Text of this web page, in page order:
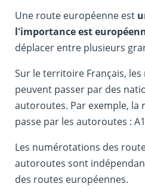
Une route européenne est
l'importance est
déplacer entre plusieurs
Sur le territoire Français,
peuvent passer par des
autoroutes. Par exemple, la
passe par les autoroutes :
Les numérotations des
autoroutes sont
des routes européennes.